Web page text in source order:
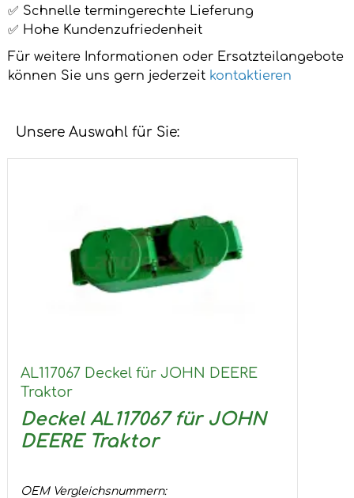
✅ Schnelle termingerechte Lieferung
✅ Hohe Kundenzufriedenheit
Für weitere Informationen oder Ersatzteilangebote
können Sie uns gern jederzeit kontaktieren
Unsere Auswahl für Sie:
AL117067 Deckel für JOHN DEERE
Traktor
Deckel AL117067 für JOHN
DEERE Traktor
OEM Vergleichsnummern: